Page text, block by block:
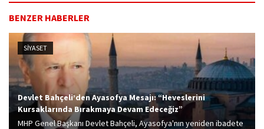
BENZER HABERLER
SİYASET
Devlet Bahçeli’den Ayasofya Mesajı: “Heveslerini
Kursaklarında Bırakmaya Devam Edeceğiz”
MHP Genel Başkanı Devlet Bahçeli, Ayasofya'nın yeniden ibadete